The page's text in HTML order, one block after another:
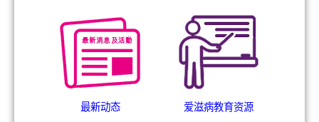
最新动态 爱滋病教育资源